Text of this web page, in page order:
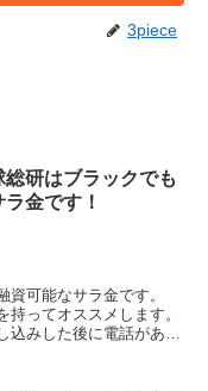
3piece
研はブラックでも
金です！
可能なサラ金です。
ってオススメします。
込みした後に電話があ